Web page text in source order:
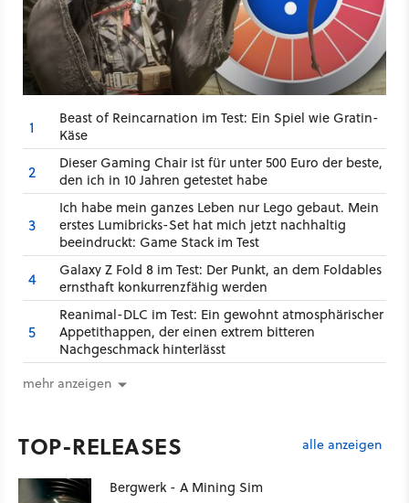
1
Beast of Reincarnation im Test: Ein Spiel wie Gratin-
Käse
2
Dieser Gaming Chair ist für unter 500 Euro der beste,
den ich in 10 Jahren getestet habe
3
Ich habe mein ganzes Leben nur Lego gebaut. Mein
erstes Lumibricks-Set hat mich jetzt nachhaltig
beeindruckt: Game Stack im Test
4
Galaxy Z Fold 8 im Test: Der Punkt, an dem Foldables
ernsthaft konkurrenzfähig werden
5
Reanimal-DLC im Test: Ein gewohnt atmosphärischer
Appetithappen, der einen extrem bitteren
Nachgeschmack hinterlässt
mehr anzeigen
TOP-RELEASES alle anzeigen
Bergwerk - A Mining Sim